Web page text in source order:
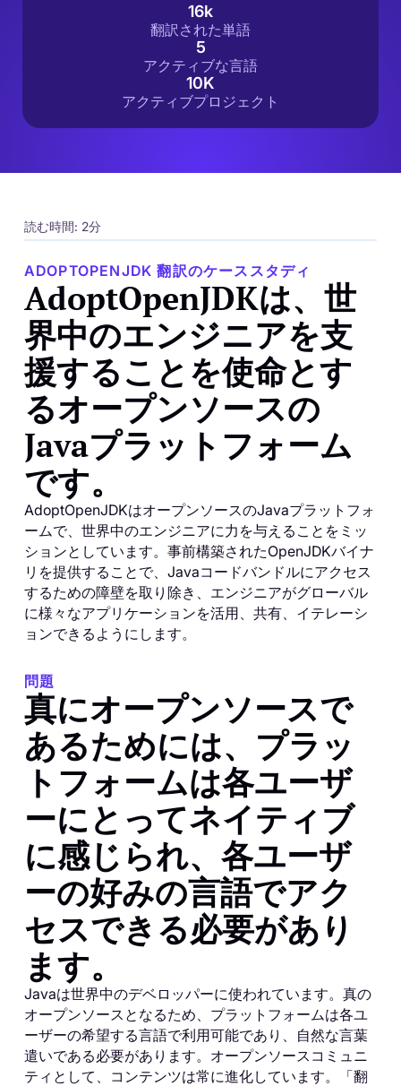
16k
翻訳された単語
5
アクティブな言語
10K
アクティブプロジェクト
読む時間: 2分
ADOPTOPENJDK 翻訳のケーススタディ
AdoptOpenJDKは、世
界中のエンジニアを支
援することを使命とす
るオープンソースの
Javaプラットフォーム
です。
AdoptOpenJDKはオープンソースのJavaプラットフォ
ームで、世界中のエンジニアに力を与えることをミッ
ションとしています。事前構築されたOpenJDKバイナ
リを提供することで、Javaコードバンドルにアクセス
するための障壁を取り除き、エンジニアがグローバル
に様々なアプリケーションを活用、共有、イテレーシ
ョンできるようにします。
問題
真にオープンソースで
あるためには、プラッ
トフォームは各ユーザ
ーにとってネイティブ
に感じられ、各ユーザ
ーの好みの言語でアク
セスできる必要があり
ます。
Javaは世界中のデベロッパーに使われています。真の
オープンソースとなるため、プラットフォームは各ユ
ーザーの希望する言語で利用可能であり、自然な言葉
遣いである必要があります。オープンソースコミュニ
ティとして、コンテンツは常に進化しています。「翻